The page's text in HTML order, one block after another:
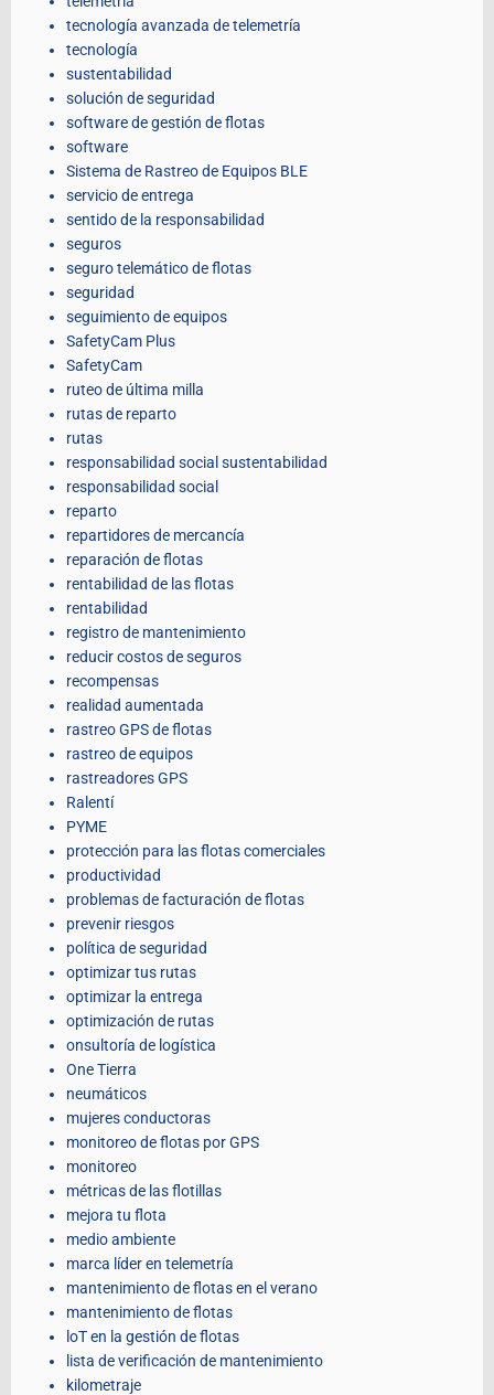
tecnología avanzada de telemetría
tecnología
sustentabilidad
solución de seguridad
software de gestión de flotas
software
Sistema de Rastreo de Equipos BLE
servicio de entrega
sentido de la responsabilidad
seguros
seguro telemático de flotas
seguridad
seguimiento de equipos
SafetyCam Plus
SafetyCam
ruteo de última milla
rutas de reparto
rutas
responsabilidad social sustentabilidad
responsabilidad social
reparto
repartidores de mercancía
reparación de flotas
rentabilidad de las flotas
rentabilidad
registro de mantenimiento
reducir costos de seguros
recompensas
realidad aumentada
rastreo GPS de flotas
rastreo de equipos
rastreadores GPS
Ralentí
PYME
protección para las flotas comerciales
productividad
problemas de facturación de flotas
prevenir riesgos
política de seguridad
optimizar tus rutas
optimizar la entrega
optimización de rutas
onsultoría de logística
One Tierra
neumáticos
mujeres conductoras
monitoreo de flotas por GPS
monitoreo
métricas de las flotillas
mejora tu flota
medio ambiente
marca líder en telemetría
mantenimiento de flotas en el verano
mantenimiento de flotas
loT en la gestión de flotas
lista de verificación de mantenimiento
kilometraje